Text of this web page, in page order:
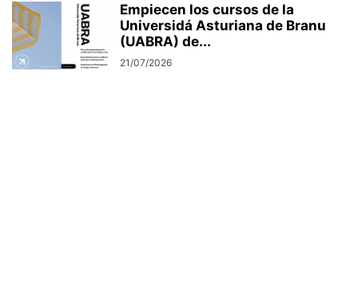
Empiecen los cursos de la
Universidá Asturiana de Branu
(UABRA) de...
21/07/2026